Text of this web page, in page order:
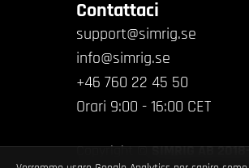
Contattaci
support@simrig.se
info@simrig.se
+46 760 22 45 50
Orari 9:00 - 16:00 CET
Copyright ©SIMRIG AB